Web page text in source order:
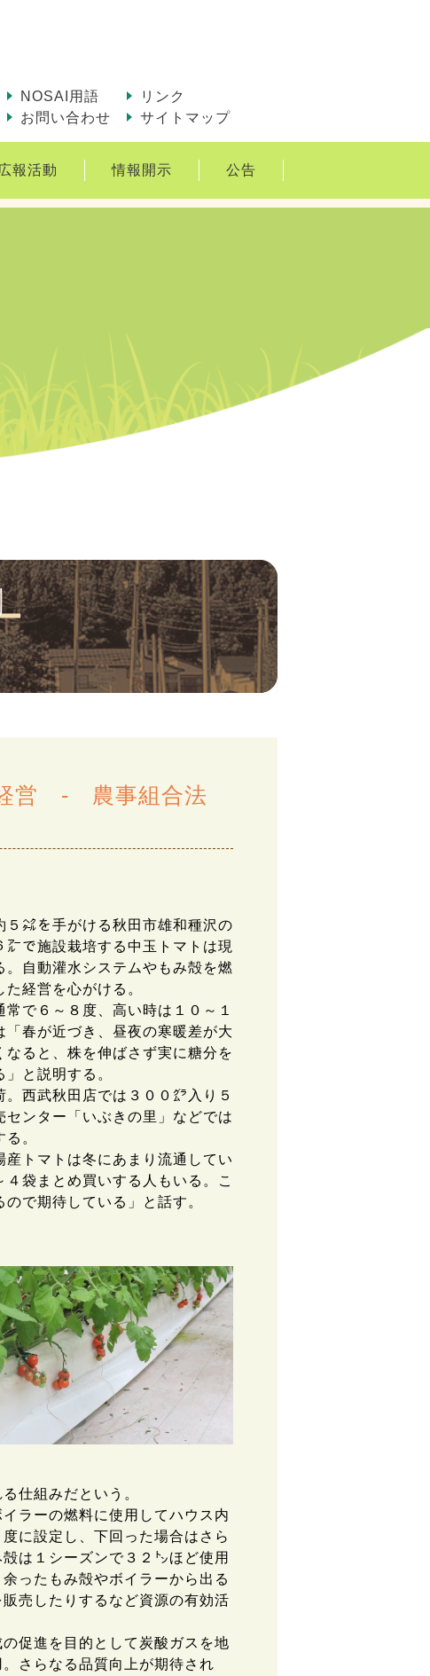
NOSAI用語
リンク
お問い合わせ
サイトマップ
広報活動 情報開示 公告
営 - 農事組合法
㌶を手がける秋田市雄和種沢の
で施設栽培する中玉トマトは現
自動灌水システムやもみ殻を燃
経営を心がける。
で６～８度、高い時は１０～１
春が近づき、昼夜の寒暖差が大
ると、株を伸ばさず実に糖分を
と説明する。
西武秋田店では３００㌘入り５
ンター「いぶきの里」などでは
。
トマトは冬にあまり流通してい
袋まとめ買いする人もいる。こ
で期待している」と話す。
仕組みだという。
ラーの燃料に使用してハウス内
に設定し、下回った場合はさら
は１シーズンで３２㌧ほど使用
ったもみ殻やボイラーから出る
売したりするなど資源の有効活
促進を目的として炭酸ガスを地
さらなる品質向上が期待され